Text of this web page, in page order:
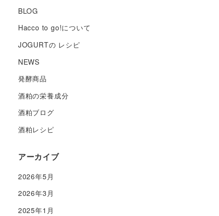
BLOG
Hacco to go!について
JOGURTの レシピ
NEWS
発酵商品
酒粕の栄養成分
酒粕ブログ
酒粕レシピ
アーカイブ
2026年5月
2026年3月
2025年1月